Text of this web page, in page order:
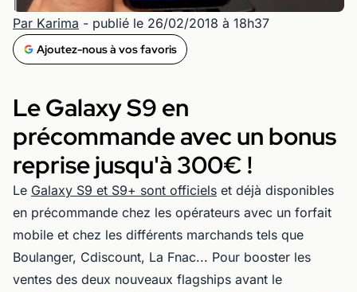
Par Karima - publié le 26/02/2018 à 18h37
Ajoutez-nous à vos favoris
Le Galaxy S9 en
précommande avec un bonus
reprise jusqu'à 300€ !
Le Galaxy S9 et S9+ sont officiels et déjà disponibles
en précommande chez les opérateurs avec un forfait
mobile et chez les différents marchands tels que
Boulanger, Cdiscount, La Fnac... Pour booster les
ventes des deux nouveaux flagships avant le